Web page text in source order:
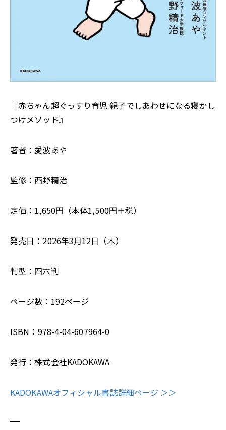
『赤ちゃん超ぐっすり育児 親子でしあわせになる寝かし
つけメソッド』
著者：愛波あや
監修：西野精治
定価：1,650円（本体1,500円＋税）
発売日：2026年3月12日（木）
判型：四六判
ページ数：192ページ
ISBN：978-4-04-607964-0
発行：株式会社KADOKAWA
KADOKAWAオフィシャル書誌詳細ページ ＞＞